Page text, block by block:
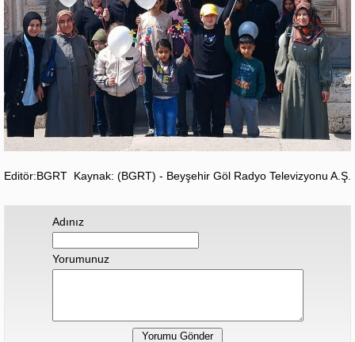
Editör:BGRT Kaynak: (BGRT) - Beyşehir Göl Radyo Televizyonu A.Ş.
Adınız
Yorumunuz